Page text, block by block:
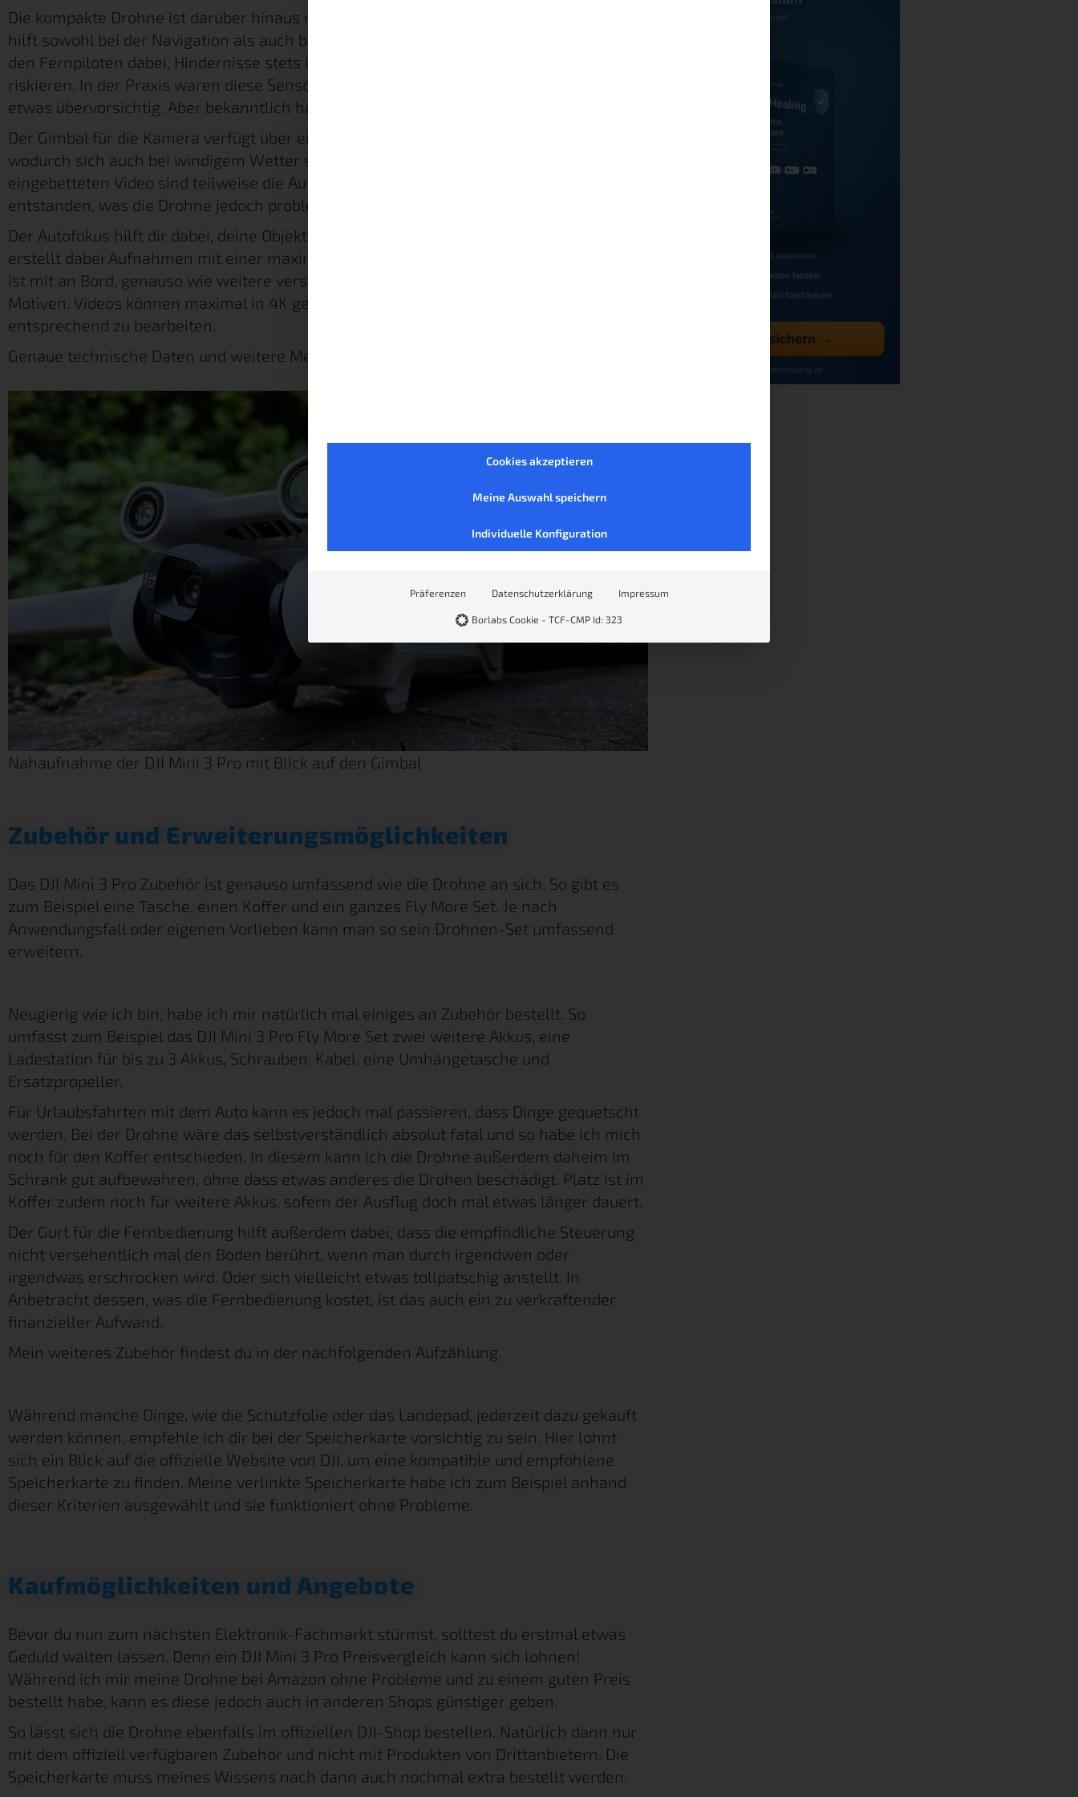
Die kompakte Drohne ist darüber hinaus mit GPS, WLAN und Bluetooth ausgestattet. Das
hilft sowohl bei der Navigation als auch bei der Steuerung. Sichtsensoren unterstützen
den Fernpiloten dabei, Hindernisse stets im Blick zu behalten und keinen Absturz zu
riskieren. In der Praxis waren diese Sensoren sehr zuverlässig, wenn auch manchmal
etwas übervorsichtig. Aber bekanntlich hat Vorsicht ja noch nie geschadet.
Der Gimbal für die Kamera verfügt über eine motorisierte 4-Achsen-Stabilisierung,
wodurch sich auch bei windigem Wetter stabile Aufnahmen ergeben. In meinem unten
eingebetteten Video sind teilweise die Aufnahmen bei durchaus starkem Wind
entstanden, was die Drohne jedoch problemlos weggesteckt hat.
Der Autofokus hilft dir dabei, deine Objekte immer im Blick zu behalten. Die Kamera
erstellt dabei Aufnahmen mit einer maximalen Auflösung von 8064 x 6048 Pixeln. HDR
ist mit an Bord, genauso wie weitere verschiedene Modi zur Aufzeichnung von deinen
Motiven. Videos können maximal in 4K gefilmt werden, um sie später am Computer
entsprechend zu bearbeiten.
Genaue technische Daten und weitere Merkmale findest du direkt
Nahaufnahme der DJI Mini 3 Pro mit Blick auf den Gimbal
Zubehör und Erweiterungsmöglichkeiten
Das DJI Mini 3 Pro Zubehör ist genauso umfassend wie die Drohne an sich. So gibt es
zum Beispiel eine Tasche, einen Koffer und ein ganzes Fly More Set. Je nach
Anwendungsfall oder eigenen Vorlieben kann man so sein Drohnen-Set umfassend
erweitern.
Neugierig wie ich bin, habe ich mir natürlich mal einiges an Zubehör bestellt. So
umfasst zum Beispiel das DJI Mini 3 Pro Fly More Set zwei weitere Akkus, eine
Ladestation für bis zu 3 Akkus, Schrauben, Kabel, eine Umhängetasche und
Ersatzpropeller.
Für Urlaubsfahrten mit dem Auto kann es jedoch mal passieren, dass Dinge gequetscht
werden. Bei der Drohne wäre das selbstverständlich absolut fatal und so habe ich mich
noch für den Koffer entschieden. In diesem kann ich die Drohne außerdem daheim im
Schrank gut aufbewahren, ohne dass etwas anderes die Drohen beschädigt. Platz ist im
Koffer zudem noch für weitere Akkus, sofern der Ausflug doch mal etwas länger dauert.
Der Gurt für die Fernbedienung hilft außerdem dabei, dass die empfindliche Steuerung
nicht versehentlich mal den Boden berührt, wenn man durch irgendwen oder
irgendwas erschrocken wird. Oder sich vielleicht etwas tollpatschig anstellt. In
Anbetracht dessen, was die Fernbedienung kostet, ist das auch ein zu verkraftender
finanzieller Aufwand.
Mein weiteres Zubehör findest du in der nachfolgenden Aufzählung.
Während manche Dinge, wie die Schutzfolie oder das Landepad, jederzeit dazu gekauft
werden können, empfehle ich dir bei der Speicherkarte vorsichtig zu sein. Hier lohnt
sich ein Blick auf die offizielle Website von DJI, um eine kompatible und empfohlene
Speicherkarte zu finden. Meine verlinkte Speicherkarte habe ich zum Beispiel anhand
dieser Kriterien ausgewählt und sie funktioniert ohne Probleme.
Kaufmöglichkeiten und Angebote
Bevor du nun zum nächsten Elektronik-Fachmarkt stürmst, solltest du erstmal etwas
Geduld walten lassen. Denn ein DJI Mini 3 Pro Preisvergleich kann sich lohnen!
Während ich mir meine Drohne bei Amazon ohne Probleme und zu einem guten Preis
bestellt habe, kann es diese jedoch auch in anderen Shops günstiger geben.
So lässt sich die Drohne ebenfalls im offiziellen DJI-Shop bestellen. Natürlich dann nur
mit dem offiziell verfügbaren Zubehör und nicht mit Produkten von Drittanbietern. Die
Speicherkarte muss meines Wissens nach dann auch nochmal extra bestellt werden.
Cookies akzeptieren
Meine Auswahl speichern
Individuelle Konfiguration
Präferenzen Datenschutzerklärung Impressum
Borlabs Cookie - TCF-CMP Id: 323